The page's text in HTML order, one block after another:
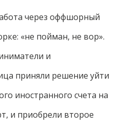
через оффшорный
«не пойман, не вор».
и
приняли решение уйти
иностранного счета на
и приобрели второе